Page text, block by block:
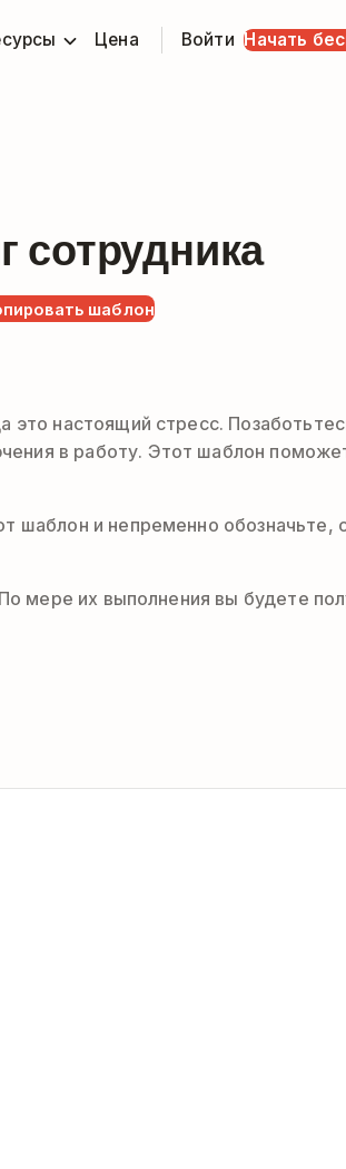
Цена Войти Начать
сотрудника
шаблон
настоящий стресс.
в работу. Этот шаблон
шаблон и непременно
мере их выполнения вы будете